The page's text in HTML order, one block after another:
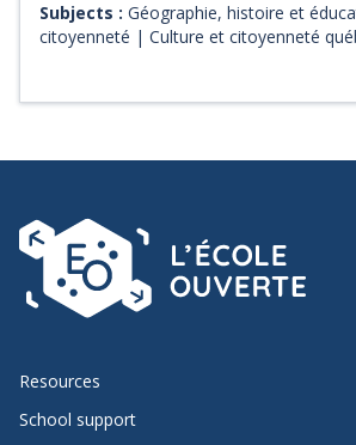
Subjects : Géographie, histoire et
citoyenneté | Culture et citoyenneté
Resources
School support